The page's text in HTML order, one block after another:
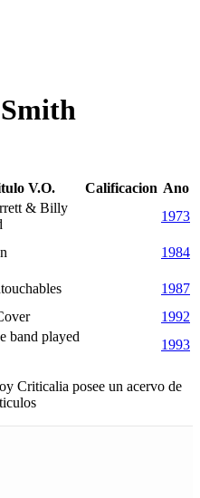
V.O. Calificacion Ano
& Billy
1973
1984
1987
1992
band played
1993
Criticalia posee un acervo de